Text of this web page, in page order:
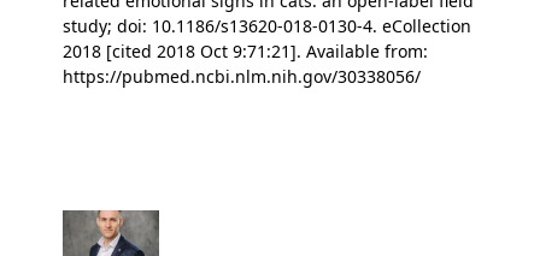
study; doi: 10.1186/s13620-018-0130-4. eCollection
2018 [cited 2018 Oct 9:71:21]. Available from:
https://pubmed.ncbi.nlm.nih.gov/30338056/